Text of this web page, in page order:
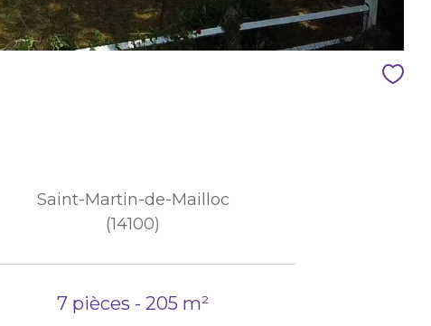
Saint-Martin-de-Mailloc
(14100)
7 pièces - 205 m²